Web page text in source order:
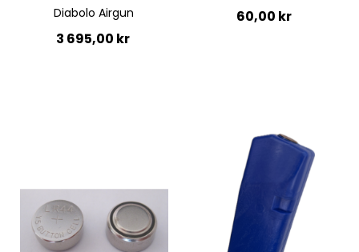
Diabolo Airgun
3 695,00 kr
60,00 kr
Quickview